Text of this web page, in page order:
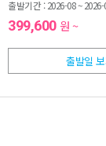
출발기간 : 2026-08 ~ 2026-
399,600 원 ~
출발일